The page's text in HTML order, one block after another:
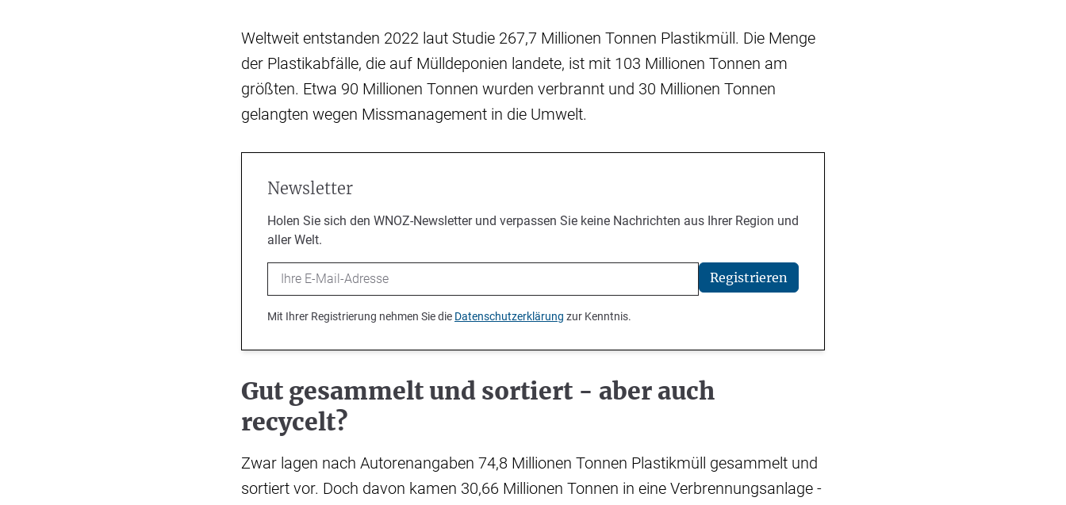
Weltweit entstanden 2022 laut Studie 267,7 Millionen Tonnen Plastikmüll. Die Menge
der Plastikabfälle, die auf Mülldeponien landete, ist mit 103 Millionen Tonnen am
größten. Etwa 90 Millionen Tonnen wurden verbrannt und 30 Millionen Tonnen
gelangten wegen Missmanagement in die Umwelt.
Newsletter
Holen Sie sich den WNOZ-Newsletter und verpassen Sie keine Nachrichten aus Ihrer Region und
aller Welt.
Email Registrieren
Mit Ihrer Registrierung nehmen Sie die Datenschutzerklärung zur Kenntnis.
Gut gesammelt und sortiert - aber auch
recycelt?
Zwar lagen nach Autorenangaben 74,8 Millionen Tonnen Plastikmüll gesammelt und
sortiert vor. Doch davon kamen 30,66 Millionen Tonnen in eine Verbrennungsanlage -